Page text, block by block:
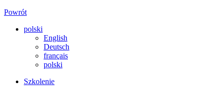
Powrót
polski
English
Deutsch
français
polski
Szkolenie